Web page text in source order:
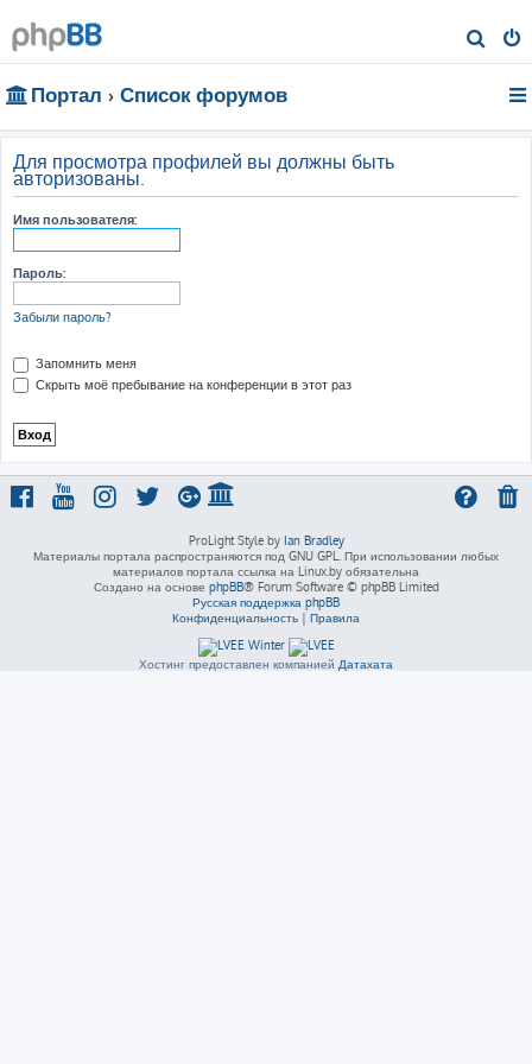
о
Портал Список форумов
Для просмотра профилей вы должны быть
авторизованы.
Имя пользователя:
Пароль:
Забыли пароль?
Запомнить меня
Скрыть моё пребывание на конференции в этот раз
ProLight Style by Ian Bradley
Материалы портала распространяются под GNU GPL. При использовании любых
материалов портала ссылка на Linux.by обязательна
Создано на основе phpBB® Forum Software © phpBB Limited
Русская поддержка phpBB
Конфиденциальность | Правила
Хостинг предоставлен компанией Датахата